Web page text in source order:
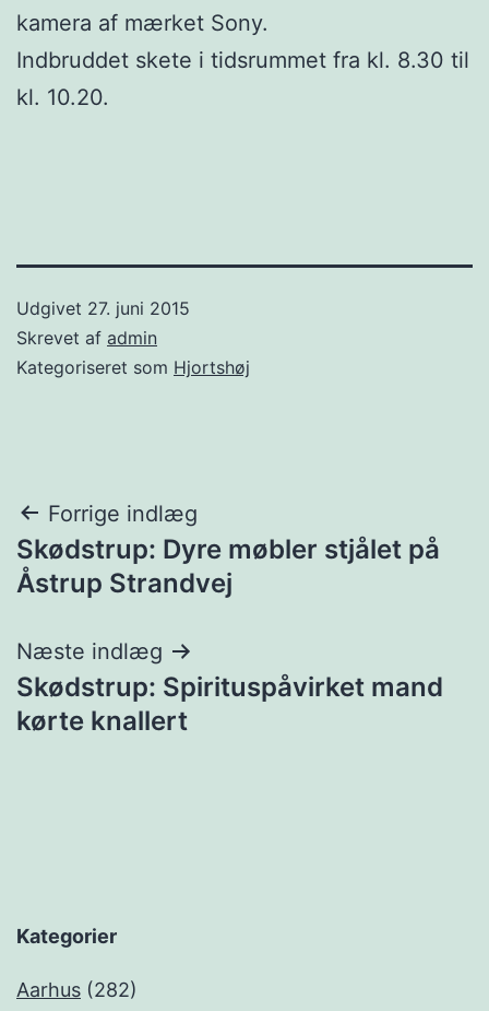
kamera af mærket Sony.
Indbruddet skete i tidsrummet fra kl. 8.30 til
kl. 10.20.
Udgivet 27. juni 2015
Skrevet af admin
Kategoriseret som Hjortshøj
Indlægsnavigation
Forrige indlæg
Skødstrup: Dyre møbler stjålet på
Åstrup Strandvej
Næste indlæg
Skødstrup: Spirituspåvirket mand
kørte knallert
Kategorier
Aarhus (282)